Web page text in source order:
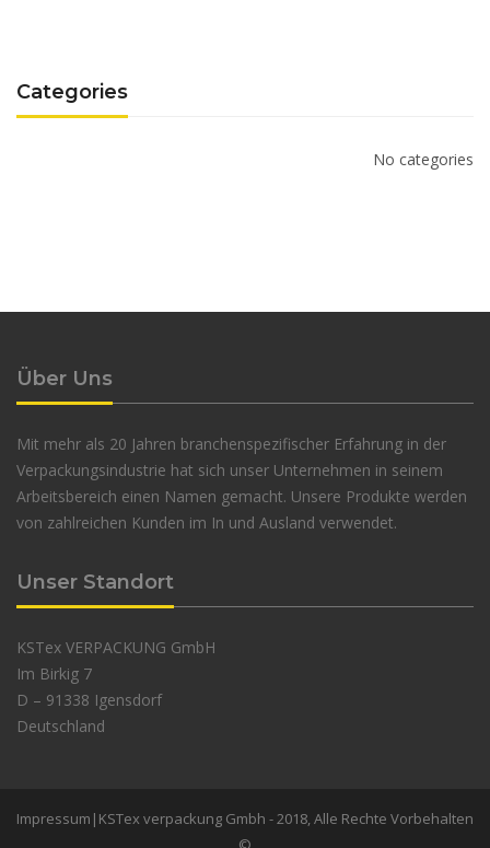
Categories
No categories
Über Uns
Mit mehr als 20 Jahren branchenspezifischer Erfahrung in der
Verpackungsindustrie hat sich unser Unternehmen in seinem
Arbeitsbereich einen Namen gemacht. Unsere Produkte werden
von zahlreichen Kunden im In und Ausland verwendet.
Unser Standort
KSTex VERPACKUNG GmbH
Im Birkig 7
D – 91338 Igensdorf
Deutschland
Impressum |KSTex verpackung Gmbh - 2018, Alle Rechte Vorbehalten